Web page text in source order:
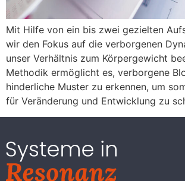
Mit Hilfe von ein bis zwei gezielten
wir den Fokus auf die verborgenen
unser Verhältnis zum Körpergewicht
Methodik ermöglicht es, verborgene
hinderliche Muster zu erkennen, um
für Veränderung und Entwicklung zu